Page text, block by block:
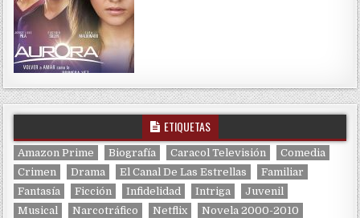
ETIQUETAS
Amazon Prime Biografía Caracol Televisión
Comedia
Crimen
Drama El Canal De Las Estrellas
Familiar
Fantasía
Ficción Infidelidad Intriga
Juvenil
Musical
Narcotráfico Netflix
Novela 2000-2010